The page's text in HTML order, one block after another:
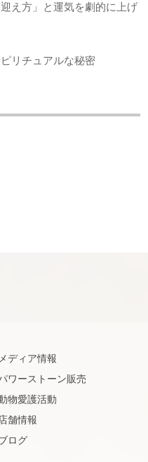
え方」と運気を劇的に上げ
リチュアルな秘密
メディア情報
ワーストーン販売
物愛護活動
店舗情報
ログ